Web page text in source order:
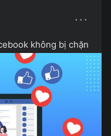
···
không bị chặn